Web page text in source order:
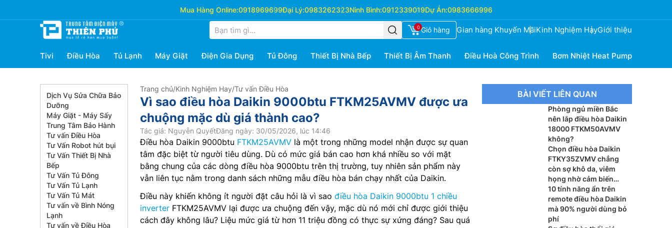
Mua Hàng Online:0918969699Đại Lý:0983262323Ninh Bình:0912339019Dự Án:0983666996
0 Giỏ hàng Gian hàng Khuyến MãiKinh Nghiệm HayGiới thiệu
Tivi Điều Hòa Tủ Lạnh Máy Giặt Điện Gia Dụng Tủ Đông Thiết Bị Nhà Bếp Thiết Bị Âm Thanh Điều Hoà Công Trình Bơm Nhiệt Heat Pump
Dịch Vụ Sửa Chữa Bảo
Dưỡng
Máy Giặt - Máy Sấy
Trung Tâm Bảo Hành
Tư vấn Điều Hòa
Tư Vấn Robot hút bụi
Tư Vấn Thiết Bị Nhà
Bếp
Tư Vấn Tủ Đông
Tư Vấn Tủ Lạnh
Tư Vấn Tủ Mát
Tư vấn về Bình Nóng
Lạnh
Tư vấn về Điều Hòa
Trang chủ/Kinh Nghiệm Hay/Tư vấn Điều Hòa
Vì sao điều hòa Daikin 9000btu FTKM25AVMV được ưa
chuộng mặc dù giá thành cao?
Tác giả: Nguyễn QuyếtĐăng ngày: 30/05/2026, lúc 14:46
Điều hòa Daikin 9000btu FTKM25AVMV là một trong những model nhận được sự quan
tâm đặc biệt từ người tiêu dùng. Dù có mức giá bán cao hơn khá nhiều so với mặt
bằng chung của các dòng điều hòa 9000btu trên thị trường, tuy nhiên sản phẩm này
vẫn liên tục nằm trong danh sách những mẫu điều hòa bán chạy nhất của Daikin.
Điều này khiến không ít người đặt câu hỏi là vì sao điều hòa Daikin 9000btu 1 chiều
inverter FTKM25AVMV lại được ưa chuộng đến vậy, mặc dù nó mới chỉ được giới thiệu
cách đây không lâu? Liệu mức giá từ hơn 11 triệu đồng có thực sự xứng đáng? Sau quá
BÀI VIẾT LIÊN QUAN
Phòng ngủ miền Bắc
nên lắp điều hòa Daikin
18000 FTKM50AVMV
không?
Chọn điều hòa Daikin
FTKY35ZVMV chẳng
còn sợ khô da, viêm
họng nhờ cảm biến
Humidity Sensor
10 tính năng ẩn trên
remote điều hòa Daikin
mà 90% người dùng bỏ
phí